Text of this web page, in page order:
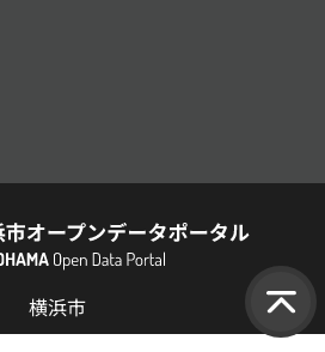
横浜市